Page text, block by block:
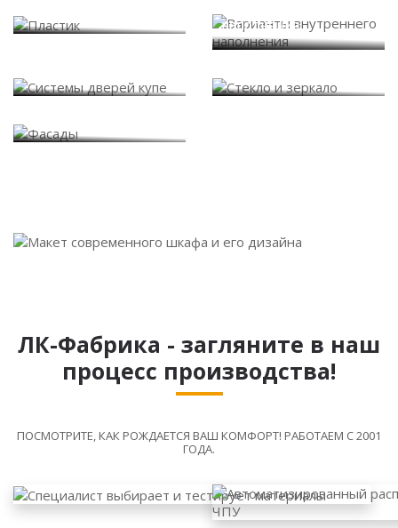
наполнения
ЛК-Фабрика - загляните в наш
процесс производства!
ПОСМОТРИТЕ, КАК РОЖДАЕТСЯ ВАШ КОМФОРТ! РАБОТАЕМ С 2001
ГОДА.